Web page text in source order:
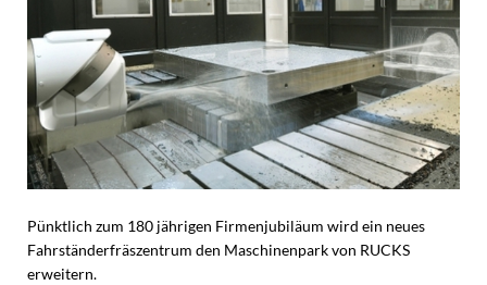
Pünktlich zum 180 jährigen Firmenjubiläum wird ein neues
Fahrständerfräszentrum den Maschinenpark von RUCKS
erweitern.